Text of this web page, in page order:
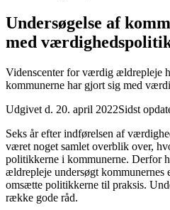
Undersøgelse af
med
Videnscenter for værdig ældrepleje
kommunerne har gjort sig med
Udgivet d. 20. april 2022Sidst
Seks år efter indførelsen af
været noget samlet overblik over,
politikkerne i kommunerne. Derfor
ældrepleje undersøgt kommunernes
omsætte politikkerne til praksis.
række gode råd.